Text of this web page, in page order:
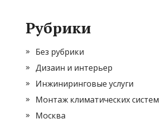
Рубрики
Без рубрики
Дизаин и интерьер
Инжиниринговые услуги
Монтаж климатических систем
Москва